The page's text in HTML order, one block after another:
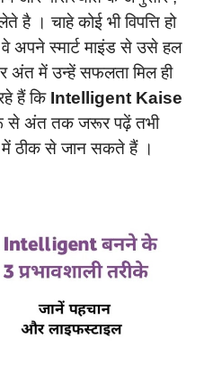
। चाहे कोई भी विपत्ति हो
अपने स्मार्ट माइंड से उसे हल
अंत में उन्हें सफलता मिल ही
हैं कि Intelligent Kaise
से अंत तक जरूर पढ़ें तभी
ठीक से जान सकते हैं ।